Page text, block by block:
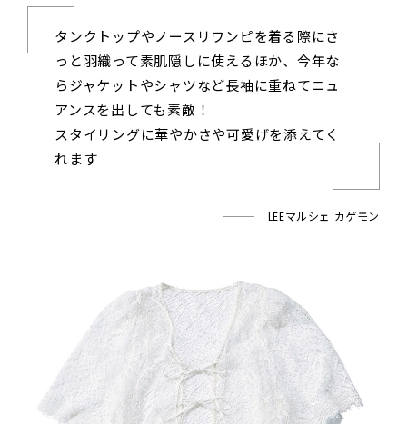
タンクトップやノースリワンピを着る際にさ
っと羽織って素肌隠しに使えるほか、今年な
らジャケットやシャツなど長袖に重ねてニュ
アンスを出しても素敵！
スタイリングに華やかさや可愛げを添えてく
れます
LEEマルシェ カゲモン